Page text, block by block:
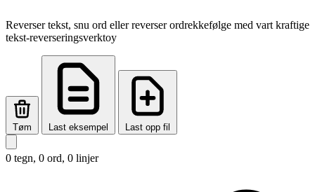
Reverser tekst, snu ord eller reverser ordrekkefølge med vart kraftige
tekst-reverseringsverktoy
Tøm Last eksempel Last opp fil
0 tegn, 0 ord, 0 linjer